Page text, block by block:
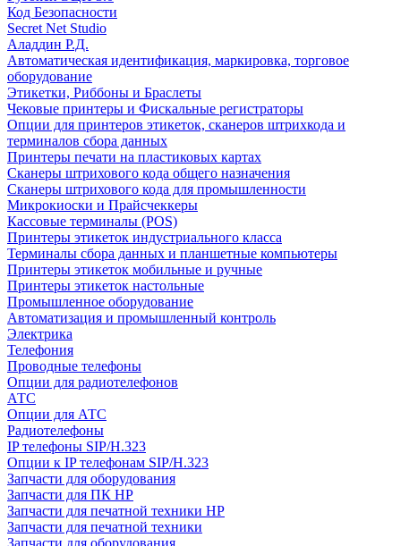
Код Безопасности
Secret Net Studio
Аладдин Р.Д.
Автоматическая идентификация, маркировка, торговое
оборудование
Этикетки, Риббоны и Браслеты
Чековые принтеры и Фискальные регистраторы
Опции для принтеров этикеток, сканеров штрихкода и
терминалов сбора данных
Принтеры печати на пластиковых картах
Сканеры штрихового кода общего назначения
Сканеры штрихового кода для промышленности
Микрокиоски и Прайсчеккеры
Кассовые терминалы (POS)
Принтеры этикеток индустриального класса
Терминалы сбора данных и планшетные компьютеры
Принтеры этикеток мобильные и ручные
Принтеры этикеток настольные
Промышленное оборудование
Автоматизация и промышленный контроль
Электрика
Телефония
Проводные телефоны
Опции для радиотелефонов
АТС
Опции для АТС
Радиотелефоны
IP телефоны SIP/H.323
Опции к IP телефонам SIP/H.323
Запчасти для оборудования
Запчасти для ПК HP
Запчасти для печатной техники HP
Запчасти для печатной техники
Запчасти для оборудования